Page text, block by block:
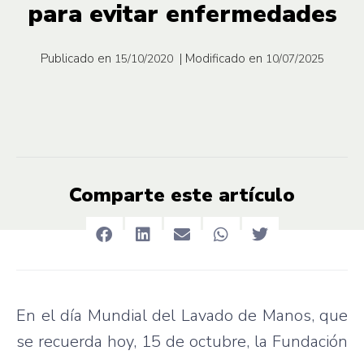
para evitar enfermedades
Publicado en 15/10/2020 | Modificado en 10/07/2025
Comparte este artículo
En el día Mundial del Lavado de Manos, que
se recuerda hoy, 15 de octubre, la Fundación